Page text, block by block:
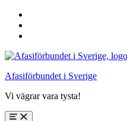
sidfoten
Afasiförbundet i Sverige
Vi vägrar vara tysta!